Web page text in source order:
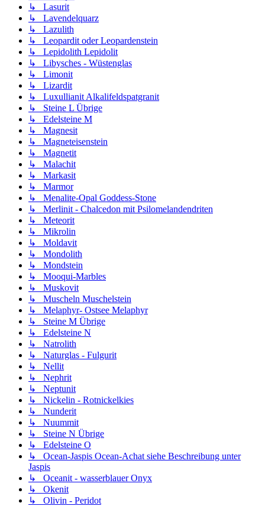
↳ Lasurit
↳ Lavendelquarz
↳ Lazulith
↳ Leopardit oder Leopardenstein
↳ Lepidolith Lepidolit
↳ Libysches - Wüstenglas
↳ Limonit
↳ Lizardit
↳ Luxullianit Alkalifeldspatgranit
↳ Steine L Übrige
↳ Edelsteine M
↳ Magnesit
↳ Magneteisenstein
↳ Magnetit
↳ Malachit
↳ Markasit
↳ Marmor
↳ Menalite-Opal Goddess-Stone
↳ Merlinit - Chalcedon mit Psilomelandendriten
↳ Meteorit
↳ Mikrolin
↳ Moldavit
↳ Mondolith
↳ Mondstein
↳ Mooqui-Marbles
↳ Muskovit
↳ Muscheln Muschelstein
↳ Melaphyr- Ostsee Melaphyr
↳ Steine M Übrige
↳ Edelsteine N
↳ Natrolith
↳ Naturglas - Fulgurit
↳ Nellit
↳ Nephrit
↳ Neptunit
↳ Nickelin - Rotnickelkies
↳ Nunderit
↳ Nuummit
↳ Steine N Übrige
↳ Edelsteine O
↳ Ocean-Jaspis Ocean-Achat siehe Beschreibung unter
Jaspis
↳ Oceanit - wasserblauer Onyx
↳ Okenit
↳ Olivin - Peridot